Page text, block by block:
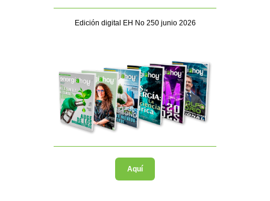
Edición digital EH No 250 junio 2026
Aquí